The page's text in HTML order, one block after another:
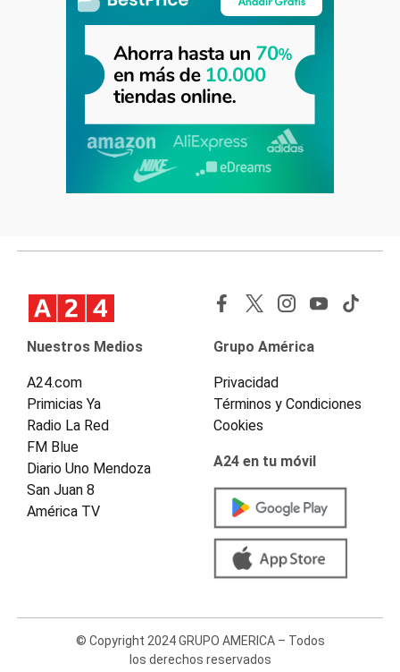
Nuestros Medios
A24.com
Primicias Ya
Radio La Red
FM Blue
Diario Uno Mendoza
San Juan 8
América TV
Grupo América
Privacidad
Términos y Condiciones
Cookies
A24 en tu móvil
© Copyright 2024 GRUPO AMERICA – Todos
los derechos reservados